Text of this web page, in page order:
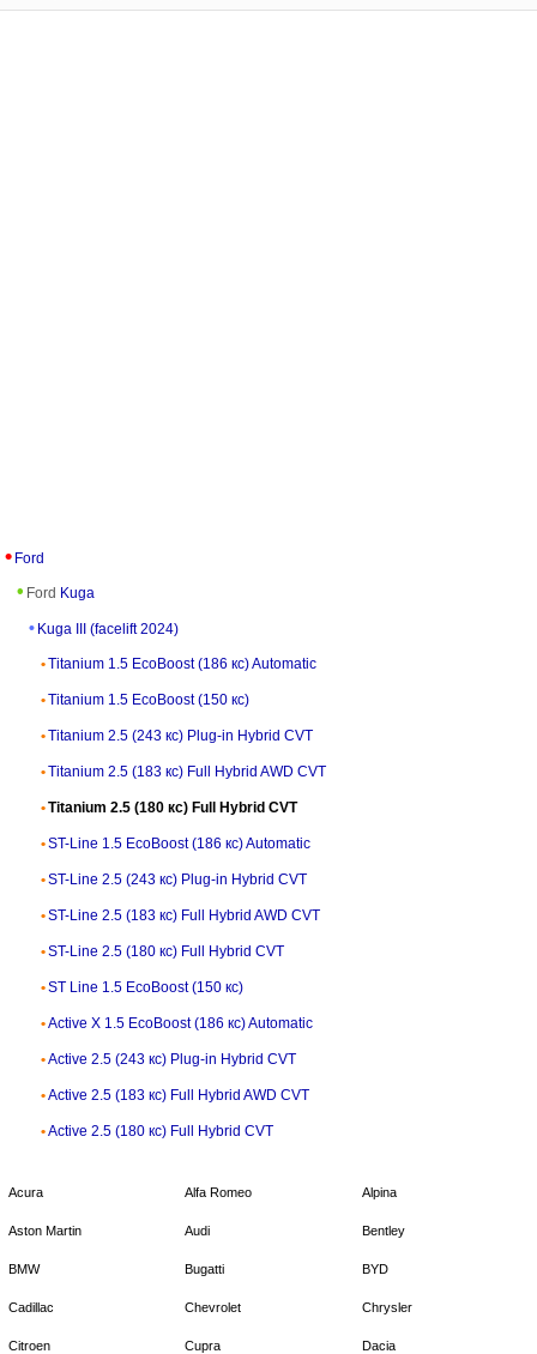
Ford
Ford Kuga
Kuga III (facelift 2024)
Titanium 1.5 EcoBoost (186 кс) Automatic
Titanium 1.5 EcoBoost (150 кс)
Titanium 2.5 (243 кс) Plug-in Hybrid CVT
Titanium 2.5 (183 кс) Full Hybrid AWD CVT
Titanium 2.5 (180 кс) Full Hybrid CVT
ST-Line 1.5 EcoBoost (186 кс) Automatic
ST-Line 2.5 (243 кс) Plug-in Hybrid CVT
ST-Line 2.5 (183 кс) Full Hybrid AWD CVT
ST-Line 2.5 (180 кс) Full Hybrid CVT
ST Line 1.5 EcoBoost (150 кс)
Active X 1.5 EcoBoost (186 кс) Automatic
Active 2.5 (243 кс) Plug-in Hybrid CVT
Active 2.5 (183 кс) Full Hybrid AWD CVT
Active 2.5 (180 кс) Full Hybrid CVT
Acura Alfa Romeo Alpina
Aston Martin Audi Bentley
BMW Bugatti BYD
Cadillac Chevrolet Chrysler
Citroen Cupra Dacia